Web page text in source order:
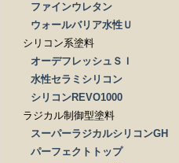
ファインウレタン
ウォールバリア水性Ｕ
シリコン系塗料
オーデフレッシュＳＩ
水性セラミシリコン
シリコンREVO1000
ラジカル制御型塗料
スーパーラジカルシリコンGH
パーフェクトトップ